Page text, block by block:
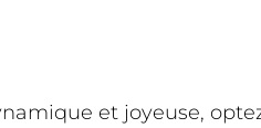
et joyeuse,